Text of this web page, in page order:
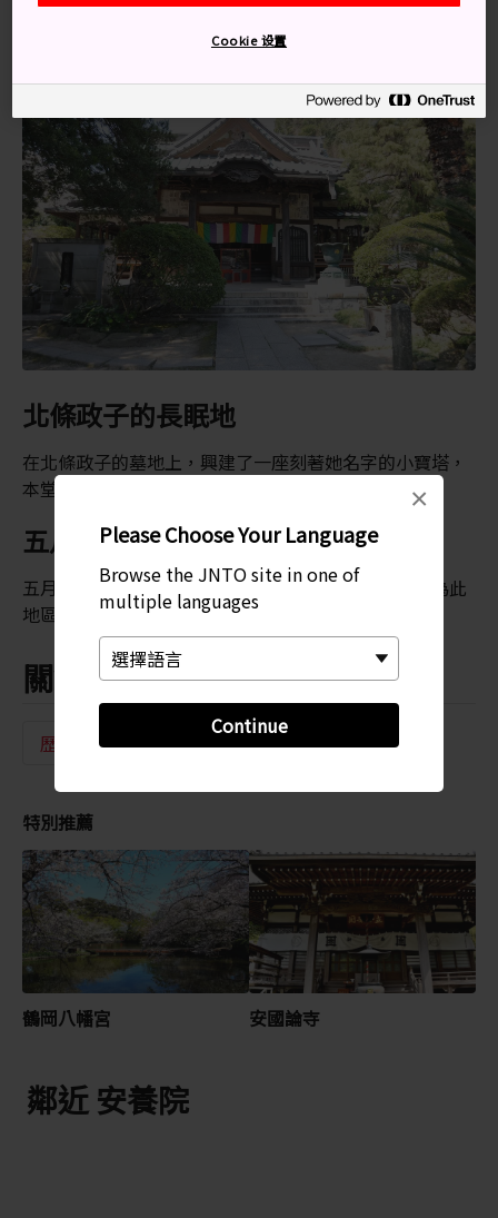
Please Choose Your Language
Browse the JNTO site in one of
multiple languages
Continue
×
新命名。
北條政子的長眠地
在北條政子的墓地上，興建了一座刻著她名字的小寶塔，
本堂中亦供奉了一尊她的木雕。
五月的杜鵑花步道
五月，安養院境內會被杜鵑花渲染成一片粉紅，而成為此
地區中色彩最繽紛的寺廟。
關鍵字
歷史 寺廟 寺廟與神社
特別推薦
鶴岡八幡宮 安國論寺
鄰近 安養院
Cookie 设置